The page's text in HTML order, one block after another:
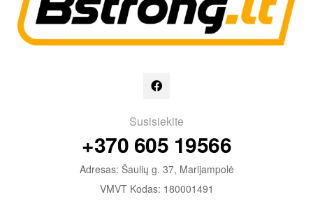
Susisiekite
+370 605 19566
Adresas: Šaulių g. 37, Marijampolė
VMVT Kodas: 180001491